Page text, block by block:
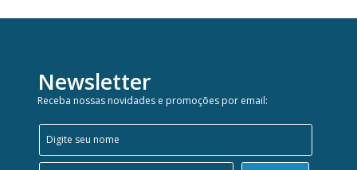
Newsletter
Receba nossas novidades e promoções por email: